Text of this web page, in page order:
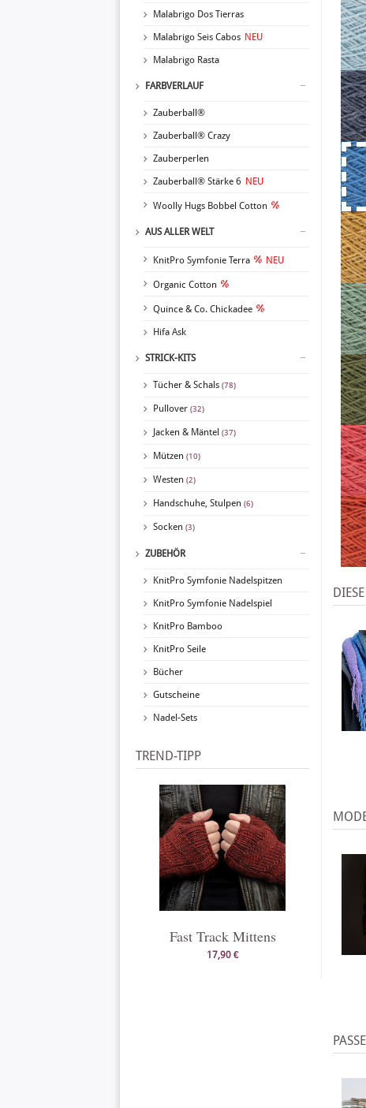
Malabrigo Dos Tierras
Malabrigo Seis Cabos NEU
Malabrigo Rasta
FARBVERLAUF
Zauberball®
Zauberball® Crazy
Zauberperlen
Zauberball® Stärke 6 NEU
Woolly Hugs Bobbel Cotton
AUS ALLER WELT
KnitPro Symfonie Terra NEU
Organic Cotton
Quince & Co. Chickadee
Hifa Ask
STRICK-KITS
Tücher & Schals (78)
Pullover (32)
Jacken & Mäntel (37)
Mützen (10)
Westen (2)
Handschuhe, Stulpen (6)
Socken (3)
ZUBEHÖR
KnitPro Symfonie Nadelspitzen
KnitPro Symfonie Nadelspiel
KnitPro Bamboo
KnitPro Seile
Bücher
Gutscheine
Nadel-Sets
TREND-TIPP
Fast Track Mittens
17,90 €